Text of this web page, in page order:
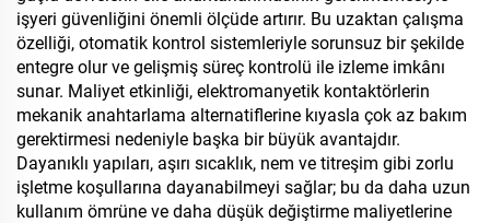
işyeri güvenliğini önemli ölçüde artırır. Bu uzaktan çalışma
özelliği, otomatik kontrol sistemleriyle sorunsuz bir şekilde
entegre olur ve gelişmiş süreç kontrolü ile izleme imkânı
sunar. Maliyet etkinliği, elektromanyetik kontaktörlerin
mekanik anahtarlama alternatiflerine kıyasla çok az bakım
gerektirmesi nedeniyle başka bir büyük avantajdır.
Dayanıklı yapıları, aşırı sıcaklık, nem ve titreşim gibi zorlu
işletme koşullarına dayanabilmeyi sağlar; bu da daha uzun
kullanım ömrüne ve daha düşük değiştirme maliyetlerine